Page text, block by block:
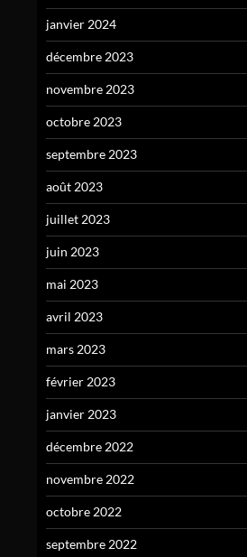
janvier 2024
décembre 2023
novembre 2023
octobre 2023
septembre 2023
août 2023
juillet 2023
juin 2023
mai 2023
avril 2023
mars 2023
février 2023
janvier 2023
décembre 2022
novembre 2022
octobre 2022
septembre 2022